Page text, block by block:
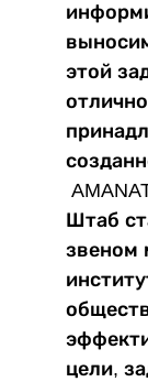
этой
Штаб
звеном
цели,